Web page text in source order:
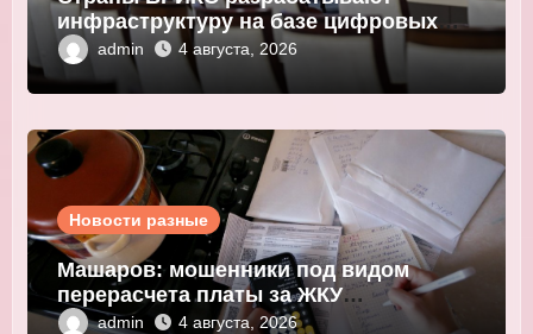
инфраструктуру на базе цифровых
валют центробанков
admin 4 августа, 2026
Новости разные
Машаров: мошенники под видом
перерасчета платы за ЖКУ
выманивают персональные данные
admin 4 августа, 2026